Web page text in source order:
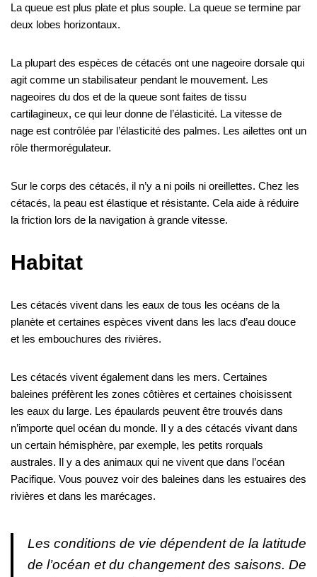
La queue est plus plate et plus souple. La queue se termine par
deux lobes horizontaux.
La plupart des espèces de cétacés ont une nageoire dorsale qui
agit comme un stabilisateur pendant le mouvement. Les
nageoires du dos et de la queue sont faites de tissu
cartilagineux, ce qui leur donne de l’élasticité. La vitesse de
nage est contrôlée par l’élasticité des palmes. Les ailettes ont un
rôle thermorégulateur.
Sur le corps des cétacés, il n’y a ni poils ni oreillettes. Chez les
cétacés, la peau est élastique et résistante. Cela aide à réduire
la friction lors de la navigation à grande vitesse.
Habitat
Les cétacés vivent dans les eaux de tous les océans de la
planète et certaines espèces vivent dans les lacs d’eau douce
et les embouchures des rivières.
Les cétacés vivent également dans les mers. Certaines
baleines préfèrent les zones côtières et certaines choisissent
les eaux du large. Les épaulards peuvent être trouvés dans
n’importe quel océan du monde. Il y a des cétacés vivant dans
un certain hémisphère, par exemple, les petits rorquals
australes. Il y a des animaux qui ne vivent que dans l’océan
Pacifique. Vous pouvez voir des baleines dans les estuaires des
rivières et dans les marécages.
Les conditions de vie dépendent de la latitude
de l’océan et du changement des saisons. De